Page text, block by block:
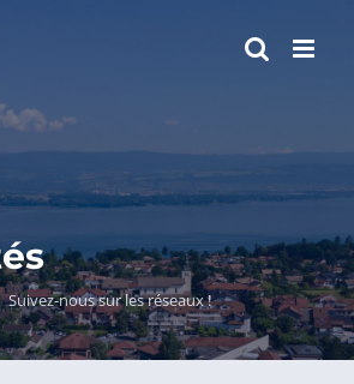
Suivez-nous sur les réseaux !